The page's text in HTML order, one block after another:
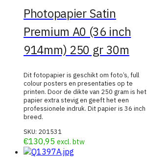
Photopapier Satin
Premium A0 (36 inch
914mm) 250 gr 30m
Dit fotopapier is geschikt om foto’s, full
colour posters en presentaties op te
printen. Door de dikte van 250 gram is het
papier extra stevig en geeft het een
professionele indruk. Dit papier is 36 inch
breed.
SKU: 201531
€130,95 excl. btw